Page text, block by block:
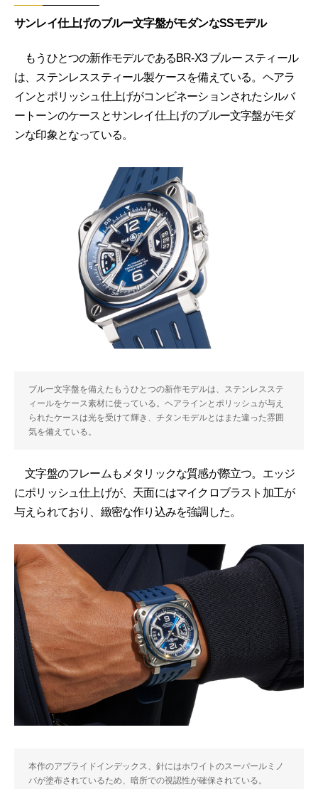
サンレイ仕上げのブルー文字盤がモダンなSSモデル
もうひとつの新作モデルであるBR-X3 ブルー スティール
は、ステンレススティール製ケースを備えている。ヘアラ
インとポリッシュ仕上げがコンビネーションされたシルバ
ートーンのケースとサンレイ仕上げのブルー文字盤がモダ
ンな印象となっている。
ブルー文字盤を備えたもうひとつの新作モデルは、ステンレスステ
ィールをケース素材に使っている。ヘアラインとポリッシュが与え
られたケースは光を受けて輝き、チタンモデルとはまた違った雰囲
気を備えている。
文字盤のフレームもメタリックな質感が際立つ。エッジ
にポリッシュ仕上げが、天面にはマイクロブラスト加工が
与えられており、緻密な作り込みを強調した。
本作のアプライドインデックス、針にはホワイトのスーパールミノ
バが塗布されているため、暗所での視認性が確保されている。